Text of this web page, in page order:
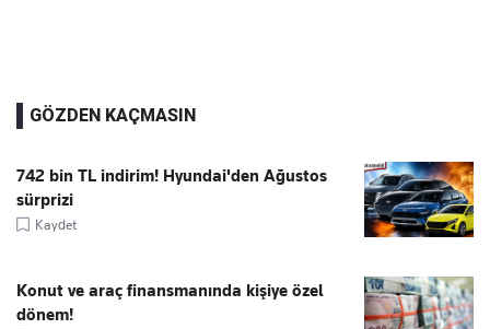
GÖZDEN KAÇMASIN
742 bin TL indirim! Hyundai'den Ağustos
sürprizi
Kaydet
Konut ve araç finansmanında kişiye özel
dönem!